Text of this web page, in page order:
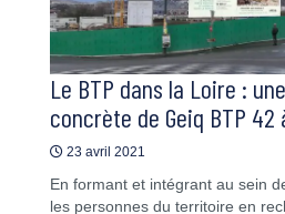
Le BTP dans la Loire :
concrète de Geiq BTP
23 avril 2021
En formant et intégrant au sein
les personnes du territoire en